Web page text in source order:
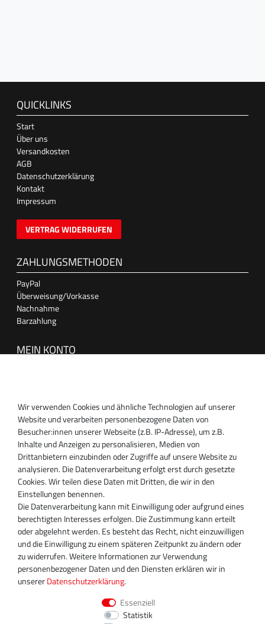
QUICKLINKS
Start
Über uns
Versandkosten
AGB
Datenschutzerklärung
Kontakt
Impressum
VERTRAG WIDERRUFEN
ZAHLUNGSMETHODEN
PayPal
Überweisung/Vorkasse
Nachnahme
Barzahlung
MEIN KONTO
SUPPORT
Inhaber:
Magnos Turbosystems GmbH
Miraustraße 27-29
D-13509 Berlin
+49 30 340 606 740
+49 30 340 606 740
+49 30 340 606 745
info@turboservice24.de
Aktuelle Öffnungszeiten
Mo-Fr: 08:00 Uhr - 18:00 Uhr
Sa: geschlossen
Wir verwenden Cookies und ähnliche Technologien auf unserer
Website und verarbeiten personenbezogene Daten von
Besucher:innen unserer Webseite (z.B. IP-Adresse), um z.B.
Inhalte und Anzeigen zu personalisieren, Medien von
Drittanbietern einzubinden oder Zugriffe auf unsere Website zu
analysieren. Die Datenverarbeitung erfolgt erst durch gesetzte
Cookies. Wir teilen diese Daten mit Dritten, die wir in den
Einstellungen benennen.
Die Datenverarbeitung kann mit Einwilligung oder aufgrund eines
berechtigten Interesses erfolgen. Die Zustimmung kann erteilt
oder abgelehnt werden. Es besteht das Recht, nicht einzuwilligen
und die Einwilligung zu einem späteren Zeitpunkt zu ändern oder
zu widerrufen. Weitere Informationen zur Verwendung
personenbezogener Daten und den Diensten erklären wir in
unsererDaten­schutz­erklärung.
Essenziell
Statistik